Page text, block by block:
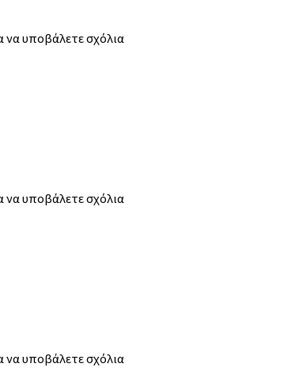
να υποβάλετε σχόλια
να υποβάλετε σχόλια
να υποβάλετε σχόλια